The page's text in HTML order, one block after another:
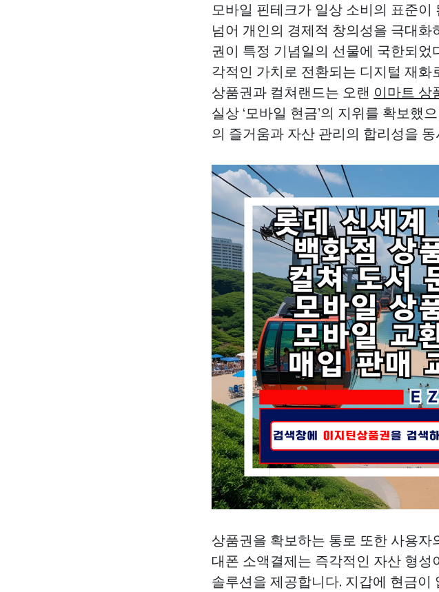
모바일 핀테크가 일상 소비의 표준
넘어 개인의 경제적 창의성을 극대
권이 특정 기념일의 선물에 국한되
각적인 가치로 전환되는 디지털 재
상품권과 컬쳐랜드는 오랜 이마트 상
실상 ‘모바일 현금’의 지위를 확보했
의 즐거움과 자산 관리의 합리성을
상품권을 확보하는 통로 또한 사용
대폰 소액결제는 즉각적인 자산 형
솔루션을 제공합니다. 지갑에 현금